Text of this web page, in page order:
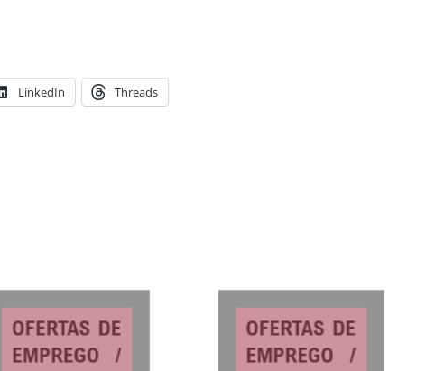
LinkedIn Threads